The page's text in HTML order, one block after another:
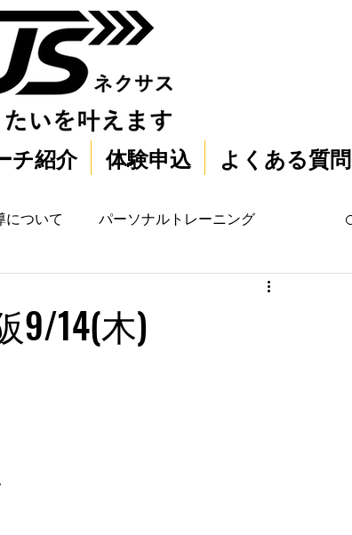
チ紹介 体験申込 よくある質問
について パーソナルトレーニング
9/14(木)